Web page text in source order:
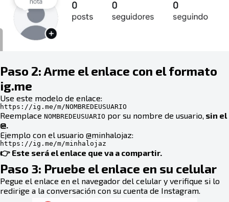
Paso 2: Arme el enlace con el formato
ig.me
Use este modelo de enlace:
https://ig.me/m/NOMBREDEUSUARIO
Reemplace NOMBREDEUSUARIO por su nombre de usuario, sin el
@.
Ejemplo con el usuario @minhalojaz:
https://ig.me/m/minhalojaz
👉 Este será el enlace que va a compartir.
Paso 3: Pruebe el enlace en su celular
Pegue el enlace en el navegador del celular y verifique si lo
redirige a la conversación con su cuenta de Instagram.